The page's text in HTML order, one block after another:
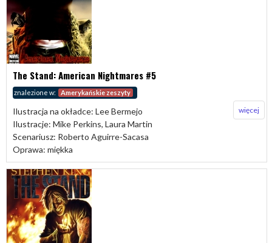
The Stand: American Nightmares #5
znalezione w: Amerykańskie zeszyty
Ilustracja na okładce: Lee Bermejo
Ilustracje: Mike Perkins, Laura Martin
Scenariusz: Roberto Aguirre-Sacasa
Oprawa: miękka
więcej